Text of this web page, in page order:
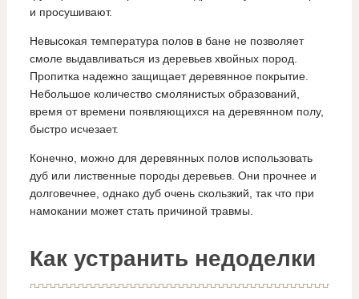
и просушивают.
Невысокая температура полов в бане не позволяет
смоле выдавливаться из деревьев хвойных пород.
Пропитка надежно защищает деревянное покрытие.
Небольшое количество смолянистых образований,
время от времени появляющихся на деревянном полу,
быстро исчезает.
Конечно, можно для деревянных полов использовать
дуб или лиственные породы деревьев. Они прочнее и
долговечнее, однако дуб очень скользкий, так что при
намокании может стать причиной травмы.
Как устранить недоделки